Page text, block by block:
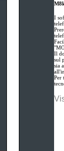
I
Il
sul
sia
Per